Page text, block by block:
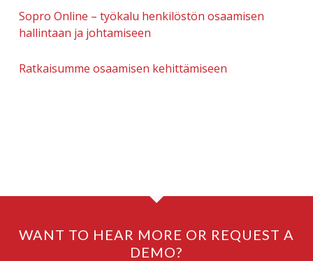
Sopro Online – työkalu henkilöstön osaamisen
hallintaan ja johtamiseen
Ratkaisumme osaamisen kehittämiseen
WANT TO HEAR MORE OR REQUEST A
DEMO?